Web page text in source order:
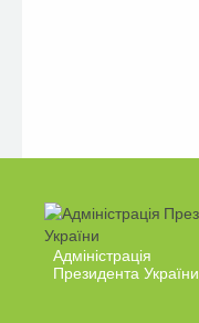
Адміністрація
Президента України